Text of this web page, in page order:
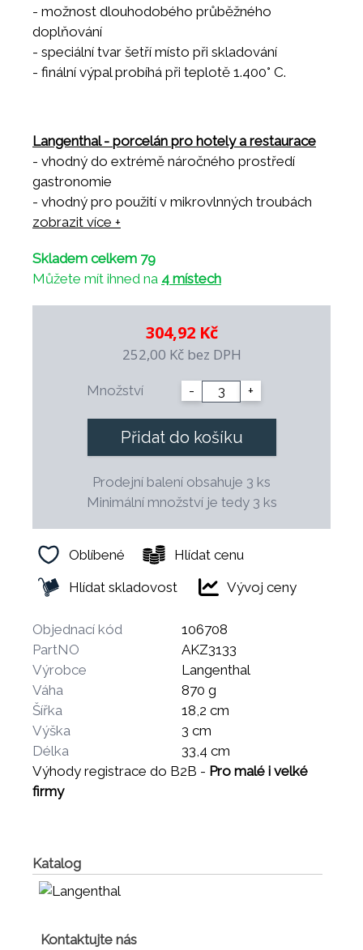
- možnost dlouhodobého průběžného
doplňování
- speciální tvar šetří místo při skladování
- finální výpal probíhá při teplotě 1.400° C.
Langenthal - porcelán pro hotely a restaurace
- vhodný do extrémě náročného prostředí
gastronomie
- vhodný pro použití v mikrovlnných troubách
- vhodný do všech myček nádobí
- odolný vůči profesionálním čistícím
prostředkům
- mechanicky odolný díky vyvážené konstrukci
- 100% zdravotně nezávadný
- možnost dekorace a vlastního loga
- dekorace jsou podglazurové a vhodné pro
použití v profesionální gastronomii
- možnost dlouhodobého průběžného
- speciální tvar šetří místo při skladování
zobrazit více +
Skladem celkem 79
Můžete mít ihned na 4 místech
304,92 Kč
252,00 Kč bez DPH
Množství - +
Přidat do košíku
Prodejní balení obsahuje 3 ks
Minimální množství je tedy 3 ks
Oblíbené
Hlídat cenu
Hlídat skladovost
Vývoj ceny
Objednací kód
106708
PartNO
AKZ3133
Výrobce
Langenthal
Váha
870 g
Šířka
18,2 cm
Výška
3 cm
Délka
33,4 cm
Výhody registrace do B2B - Pro malé i velké
firmy
Katalog
Kontaktujte nás